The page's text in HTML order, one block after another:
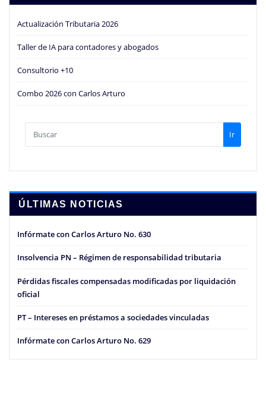
Actualización Tributaria 2026
Taller de IA para contadores y abogados
Consultorio +10
Combo 2026 con Carlos Arturo
Ir
ÚLTIMAS NOTICIAS
Infórmate con Carlos Arturo No. 630
Insolvencia PN – Régimen de responsabilidad tributaria
Pérdidas fiscales compensadas modificadas por liquidación
oficial
PT – Intereses en préstamos a sociedades vinculadas
Infórmate con Carlos Arturo No. 629